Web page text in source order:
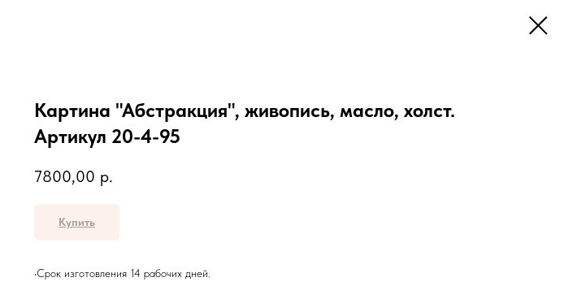
Картина "Абстракция", живопись, масло, холст.
Артикул 20-4-95
7800,00 р.
Купить
•Срок изготовления 14 рабочих дней.